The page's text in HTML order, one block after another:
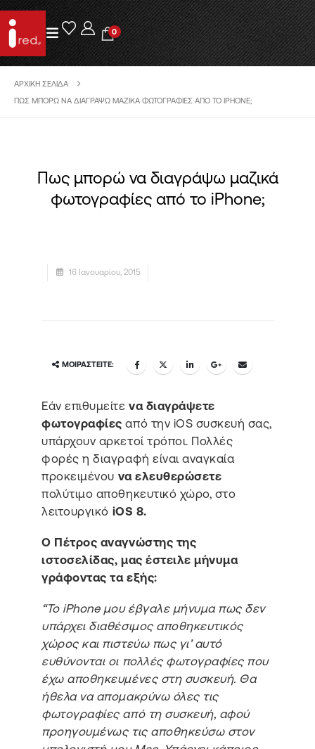
0
ΑΡΧΙΚΉ ΣΕΛΊΔΑ
ΠΩΣ ΜΠΟΡΏ ΝΑ ΔΙΑΓΡΆΨΩ ΜΑΖΙΚΆ ΦΩΤΟΓΡΑΦΊΕΣ ΑΠΌ ΤΟ IPHONE;
Πως μπορώ να διαγράψω μαζικά
φωτογραφίες από το iPhone;
16 Ιανουαρίου, 2015
ΜΟΙΡΑΣΤΕΊΤΕ:
Εάν επιθυμείτενα διαγράψετε
φωτογραφίες από την iOS συσκευή σας,
υπάρχουν αρκετοί τρόποι. Πολλές
φορές η διαγραφή είναι αναγκαία
προκειμένου να ελευθερώσετε
πολύτιμο αποθηκευτικό χώρο, στο
λειτουργικό iOS 8.
O Πέτρος αναγνώστης της
ιστοσελίδας, μας έστειλε μήνυμα
γράφοντας τα εξής:
“Το iPhone μου έβγαλε μήνυμα πως δεν
υπάρχει διαθέσιμος αποθηκευτικός
χώρος και πιστεύω πως γι’ αυτό
ευθύνονται οι πολλές φωτογραφίες που
έχω αποθηκευμένες στη συσκευή. Θα
ήθελα να απομακρύνω όλες τις
φωτογραφίες από τη συσκευή, αφού
προηγουμένως τις αποθηκεύσω στον